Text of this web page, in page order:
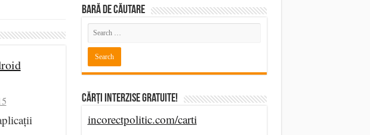
BARĂ DE CĂUTARE
Cărți Interzise Gratuite!
incorectpolitic.com/carti